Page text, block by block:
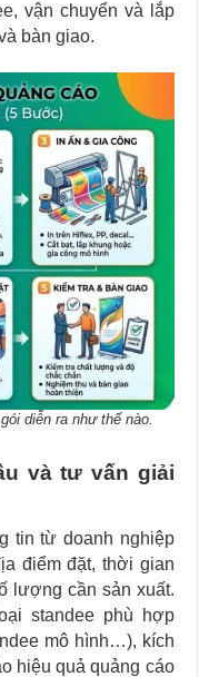
vận chuyển và lắp
bàn giao.
diễn ra như thế nào.
và tư vấn giải
tin từ doanh nghiệp
điểm đặt, thời gian
lượng cần sản xuất.
standee phù hợp
mô hình…), kích
hiệu quả quảng cáo